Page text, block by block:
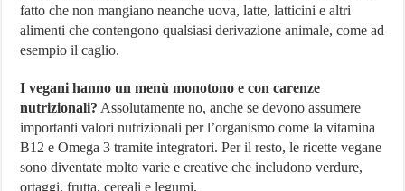
fatto che non mangiano neanche uova, latte, latticini e altri
alimenti che contengono qualsiasi derivazione animale, come ad
esempio il caglio.
I vegani hanno un menù monotono e con carenze
nutrizionali? Assolutamente no, anche se devono assumere
importanti valori nutrizionali per l’organismo come la vitamina
B12 e Omega 3 tramite integratori. Per il resto, le ricette vegane
sono diventate molto varie e creative che includono verdure,
ortaggi, frutta, cereali e legumi.